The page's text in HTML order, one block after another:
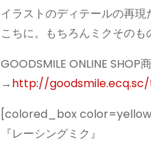
イラストのディテールの再
こちに。もちろんミクそのも
GOODSMILE ONLINE SHOP
→http://
[colored_box
『レーシングミク』